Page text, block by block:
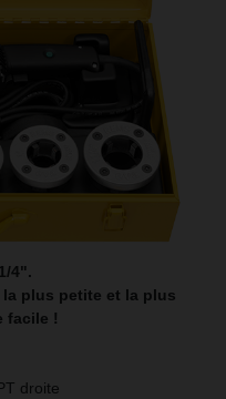
4".
plus petite et la plus
facile !
droite